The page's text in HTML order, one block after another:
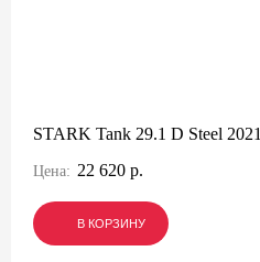
STARK Tank 29.1 D Steel 2021
Цена: 22 620 р.
В КОРЗИНУ
В КОРЗИНУ
В КОРЗИНУ